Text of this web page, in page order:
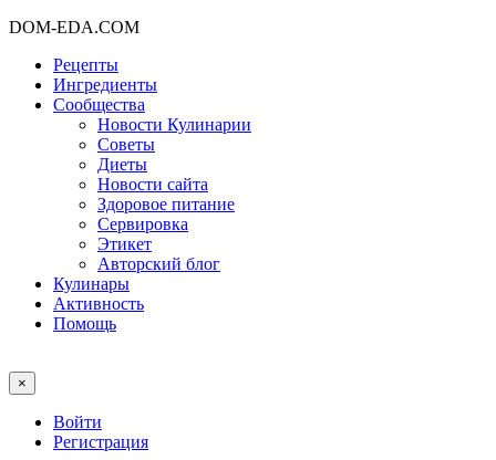
DOM-EDA.COM
Рецепты
Ингредиенты
Сообщества
Новости Кулинарии
Советы
Диеты
Новости сайта
Здоровое питание
Сервировка
Этикет
Авторский блог
Кулинары
Активность
Помощь
×
Войти
Регистрация